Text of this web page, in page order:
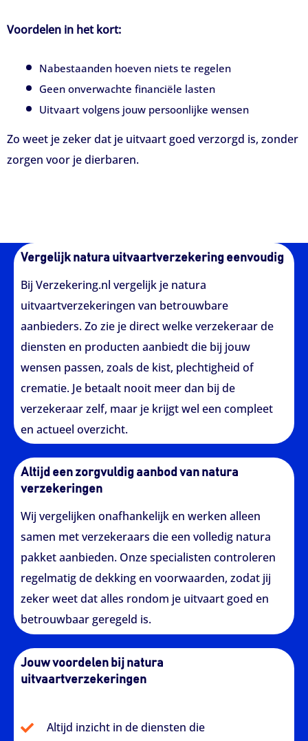
Voordelen in het kort:
Nabestaanden hoeven niets te regelen
Geen onverwachte financiële lasten
Uitvaart volgens jouw persoonlijke wensen
Zo weet je zeker dat je uitvaart goed verzorgd is, zonder
zorgen voor je dierbaren.
Vergelijk natura uitvaartverzekering eenvoudig
Bij Verzekering.nl vergelijk je natura
uitvaartverzekeringen van betrouwbare
aanbieders. Zo zie je direct welke verzekeraar de
diensten en producten aanbiedt die bij jouw
wensen passen, zoals de kist, plechtigheid of
crematie. Je betaalt nooit meer dan bij de
verzekeraar zelf, maar je krijgt wel een compleet
en actueel overzicht.
Altijd een zorgvuldig aanbod van natura
verzekeringen
Wij vergelijken onafhankelijk en werken alleen
samen met verzekeraars die een volledig natura
pakket aanbieden. Onze specialisten controleren
regelmatig de dekking en voorwaarden, zodat jij
zeker weet dat alles rondom je uitvaart goed en
betrouwbaar geregeld is.
Jouw voordelen bij natura
uitvaartverzekeringen
Altijd inzicht in de diensten die